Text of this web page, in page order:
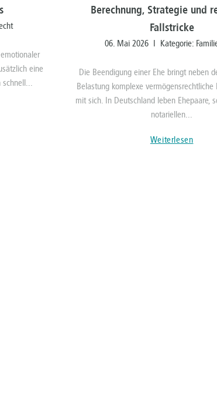
eine
schnell...
Berechnung, Strategie und
Fallstricke
06. Mai 2026 I Kategorie:
Die Beendigung einer Ehe bringt neben
Belastung komplexe vermögensrechtliche
mit sich. In Deutschland leben Ehepaare,
notariellen...
Weiterlesen